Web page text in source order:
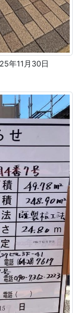
年11月30日